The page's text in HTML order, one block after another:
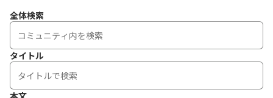
全体検索
タイトル
本文